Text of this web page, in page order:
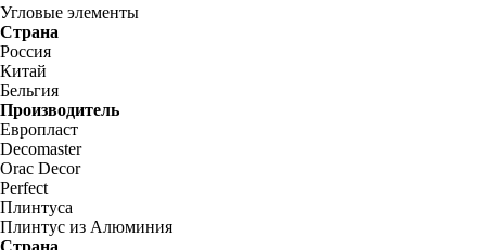
Угловые элементы
Страна
Россия
Китай
Бельгия
Производитель
Европласт
Decomaster
Orac Decor
Perfect
Плинтуса
Плинтус из Алюминия
Страна